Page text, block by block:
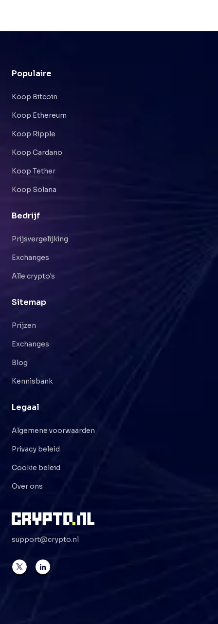
Populaire
Koop Bitcoin
Koop Ethereum
Koop Ripple
Koop Cardano
Koop Tether
Koop Solana
Bedrijf
Prijsvergelijking
Exchanges
Alle crypto's
Sitemap
Prijzen
Exchanges
Blog
Kennisbank
Legaal
Algemene voorwaarden
Privacy beleid
Cookie beleid
Over ons
support@crypto.nl